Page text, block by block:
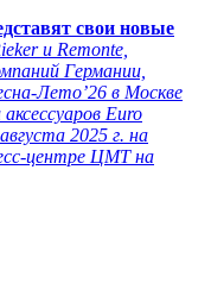
свои новые
и Remonte,
Германии,
Лето’26 в Москве
Euro
2025 г. на
центре ЦМТ на